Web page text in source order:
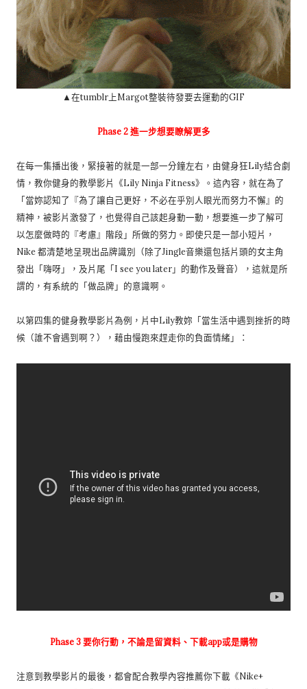
▲在tumblr上Margot整裝待發要去運動的GIF
Phase 2 進一步想要瞭解更多
在每一集播出後，緊接著的就是一部一分鐘左右，由健身狂Lily結合劇
情，教你健身的教學影片《Lily Ninja Fitness》。這內容，就在為了
「當妳認知了『為了讓自己更好，不必在乎別人眼光而努力不懈』的
精神，被影片激發了，也覺得自己該起身動一動，想要進一步了解可
以怎麼做時的『考慮』階段」所做的努力。即使只是一部小短片，
Nike 都清楚地呈現出品牌識別（除了Jingle音樂還包括片頭的女主角
發出「嗨呀」，及片尾「I see you later」的動作及聲音），這就是所
謂的，有系統的「做品牌」的意識啊。
以第四集的健身教學影片為例，片中Lily教妳「當生活中遇到挫折的時
候（誰不會遇到啊？），藉由慢跑來趕走你的負面情緒」：
Phase 3 要你行動，不論是留資料、下載app或是購物
注意到教學影片的最後，都會配合教學內容推薦你下載《Nike+